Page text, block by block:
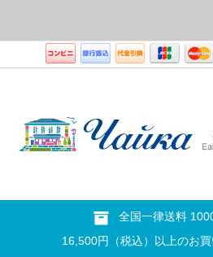
全国一律送料
16,500円（税込）以上のお